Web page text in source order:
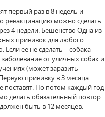
первый раз в 8 недель и
ревакцинацию можно сделать
4 недели. Бешенство Одна из
прививок для любого
Если ее не сделать – собака
заболевание от уличных собак и
(может заразить
прививку в 3 месяца
поставят. Но потом каждый год
делать обязательный повтор.
быть в 12 месяцев.